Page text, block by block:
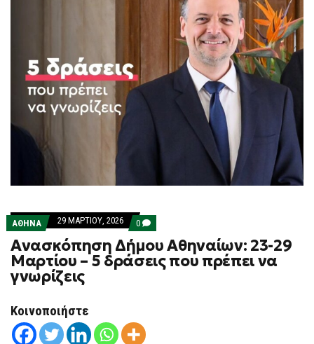
ΑΘΗΝΑ 29 ΜΑΡΤΊΟΥ, 2026 0 COMMENTS
ON
ΑΝΑΣΚΌΠΗΣΗ
ΔΉΜΟΥ
ΑΘΗΝΑΊΩΝ:
ΔΡΆΣΕΙΣ
ΠΟΥ
Ανασκόπηση Δήμου Αθηναίων: 23-29
Μαρτίου – 5 δράσεις που πρέπει να
γνωρίζεις
Κοινοποιήστε